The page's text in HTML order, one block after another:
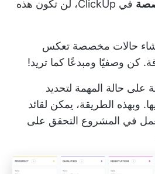
في ClickUp، لن تكون هذه
إنشاء حالات مخصصة تعكس
كن وصفيًا ومبدعًا كما تريد!
على حالة المهمة لتحديد
وبهذه الطريقة، يمكن لقائد
في المشروع التحقق على